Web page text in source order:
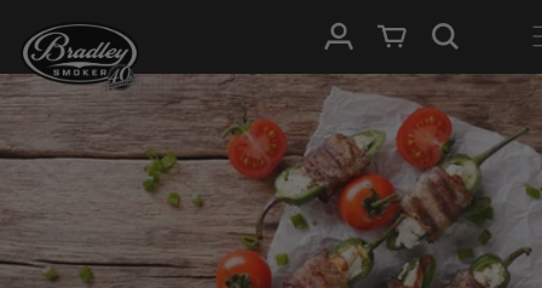
NAAR DE
CONTENT
InloggenWinkelwagen